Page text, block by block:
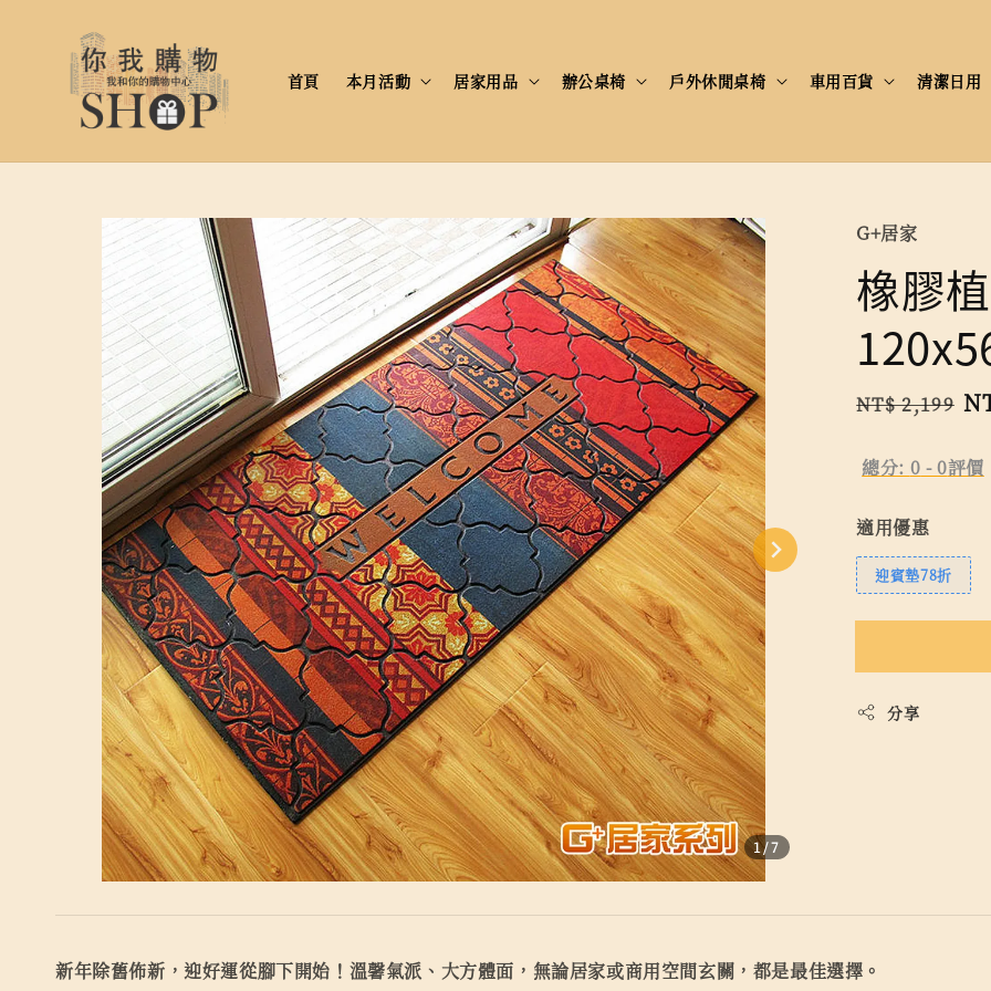
首頁 本月活動 居家用品 辦公桌椅 戶外休閒桌椅 車用百貨 清潔日用
1/7
G+居家
橡膠
Regular
NT$ 2,199
總分: 0 -0評價
適用優惠
迎賓墊78折
分享
新年除舊佈新，迎好運從腳下開始！溫馨氣派、大方體面，無論居家或商用空間玄關，都是最佳選擇。